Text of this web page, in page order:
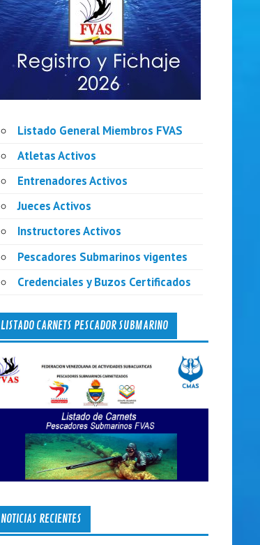
Listado General Miembros FVAS
Atletas Activos
Entrenadores Activos
Jueces Activos
Instructores Activos
Pescadores Submarinos vigentes
Credenciales y Buzos Certificados
LISTADO CARNETS PESCADOR SUBMARINO
NOTICIAS RECIENTES